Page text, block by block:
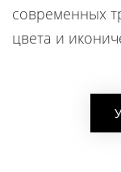
современных
цвета и
рюкзак не
также